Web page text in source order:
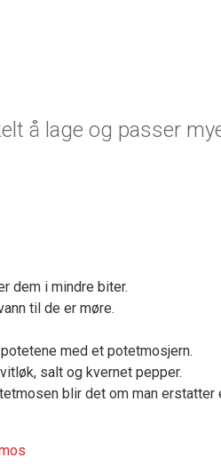
å lage og passer
dem i mindre biter.
til de er møre.
med et potetmosjern.
salt og kvernet pepper.
blir det om man erstatter